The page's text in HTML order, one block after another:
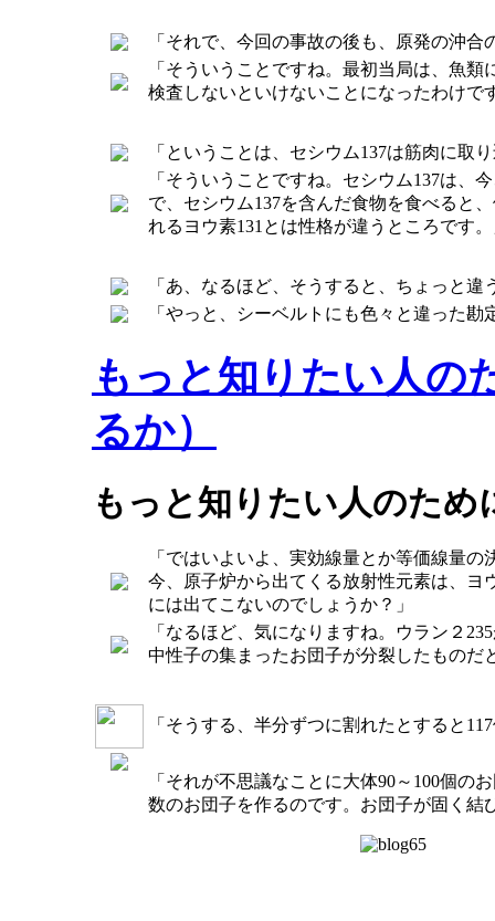
「それで、今回の事故の後も、原発の沖
「そういうことですね。最初当局は、魚
検査しないといけないことになったわけで
「ということは、セシウム137は筋肉に取
「そういうことですね。セシウム137は、
で、セシウム137を含んだ食物を食べると
れるヨウ素131とは性格が違うところです
「あ、なるほど、そうすると、ちょっと
「やっと、シーベルトにも色々と違った
もっと知りたい人の
るか）
もっと知りたい人のた
「ではいよいよ、実効線量とか等価線量
今、原子炉から出てくる放射性元素は、ヨ
には出てこないのでしょうか？」
「なるほど、気になりますね。ウラン２
中性子の集まったお団子が分裂したものだ
「そうする、半分ずつに割れたとすると
「それが不思議なことに大体90～100個の
数のお団子を作るのです。お団子が固く結